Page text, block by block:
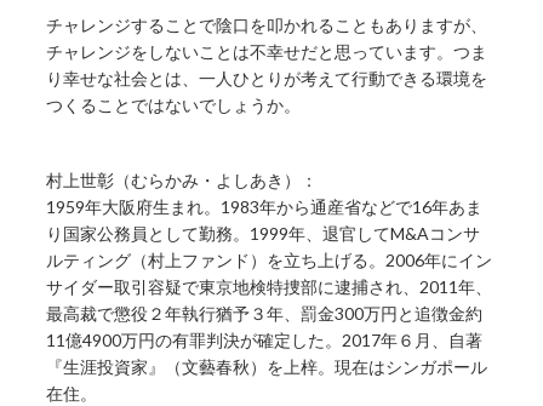
チャレンジすることで陰口を叩かれることもありますが、
チャレンジをしないことは不幸せだと思っています。つま
り幸せな社会とは、一人ひとりが考えて行動できる環境を
つくることではないでしょうか。
村上世彰（むらかみ・よしあき）：
1959年大阪府生まれ。1983年から通産省などで16年あま
り国家公務員として勤務。1999年、退官してM&Aコンサ
ルティング（村上ファンド）を立ち上げる。2006年にイン
サイダー取引容疑で東京地検特捜部に逮捕され、2011年、
最高裁で懲役２年執行猶予３年、罰金300万円と追徴金約
11億4900万円の有罪判決が確定した。2017年６月、自著
『生涯投資家』（文藝春秋）を上梓。現在はシンガポール
在住。